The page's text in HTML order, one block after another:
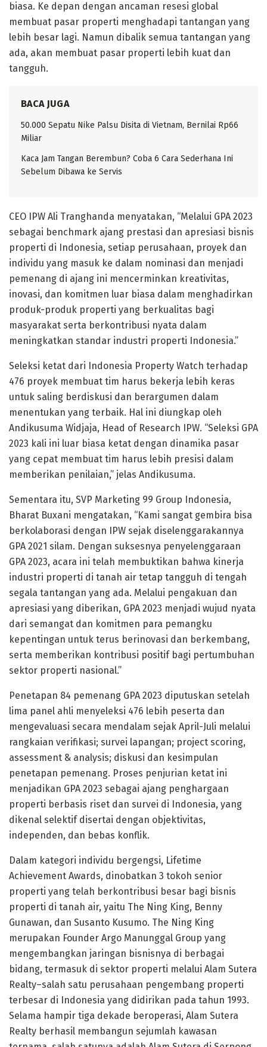
biasa. Ke depan dengan ancaman resesi global
membuat pasar properti menghadapi tantangan yang
lebih besar lagi. Namun dibalik semua tantangan yang
ada, akan membuat pasar properti lebih kuat dan
tangguh.
BACA JUGA
50.000 Sepatu Nike Palsu Disita di Vietnam, Bernilai Rp66
Miliar
Kaca Jam Tangan Berembun? Coba 6 Cara Sederhana Ini
Sebelum Dibawa ke Servis
CEO IPW Ali Tranghanda menyatakan, “Melalui GPA 2023
sebagai benchmark ajang prestasi dan apresiasi bisnis
properti di Indonesia, setiap perusahaan, proyek dan
individu yang masuk ke dalam nominasi dan menjadi
pemenang di ajang ini mencerminkan kreativitas,
inovasi, dan komitmen luar biasa dalam menghadirkan
produk-produk properti yang berkualitas bagi
masyarakat serta berkontribusi nyata dalam
meningkatkan standar industri properti Indonesia.”
Seleksi ketat dari Indonesia Property Watch terhadap
476 proyek membuat tim harus bekerja lebih keras
untuk saling berdiskusi dan berargumen dalam
menentukan yang terbaik. Hal ini diungkap oleh
Andikusuma Widjaja, Head of Research IPW. “Seleksi GPA
2023 kali ini luar biasa ketat dengan dinamika pasar
yang cepat membuat tim harus lebih presisi dalam
memberikan penilaian,” jelas Andikusuma.
Sementara itu, SVP Marketing 99 Group Indonesia,
Bharat Buxani mengatakan, “Kami sangat gembira bisa
berkolaborasi dengan IPW sejak diselenggarakannya
GPA 2021 silam. Dengan suksesnya penyelenggaraan
GPA 2023, acara ini telah membuktikan bahwa kinerja
industri properti di tanah air tetap tangguh di tengah
segala tantangan yang ada. Melalui pengakuan dan
apresiasi yang diberikan, GPA 2023 menjadi wujud nyata
dari semangat dan komitmen para pemangku
kepentingan untuk terus berinovasi dan berkembang,
serta memberikan kontribusi positif bagi pertumbuhan
sektor properti nasional.”
Penetapan 84 pemenang GPA 2023 diputuskan setelah
lima panel ahli menyeleksi 476 lebih peserta dan
mengevaluasi secara mendalam sejak April-Juli melalui
rangkaian verifikasi; survei lapangan; project scoring,
assessment & analysis; diskusi dan kesimpulan
penetapan pemenang. Proses penjurian ketat ini
menjadikan GPA 2023 sebagai ajang penghargaan
properti berbasis riset dan survei di Indonesia, yang
dikenal selektif disertai dengan objektivitas,
independen, dan bebas konflik.
Dalam kategori individu bergengsi, Lifetime
Achievement Awards, dinobatkan 3 tokoh senior
properti yang telah berkontribusi besar bagi bisnis
properti di tanah air, yaitu The Ning King, Benny
Gunawan, dan Susanto Kusumo. The Ning King
merupakan Founder Argo Manunggal Group yang
mengembangkan jaringan bisnisnya di berbagai
bidang, termasuk di sektor properti melalui Alam Sutera
Realty–salah satu perusahaan pengembang properti
terbesar di Indonesia yang didirikan pada tahun 1993.
Selama hampir tiga dekade beroperasi, Alam Sutera
Realty berhasil membangun sejumlah kawasan